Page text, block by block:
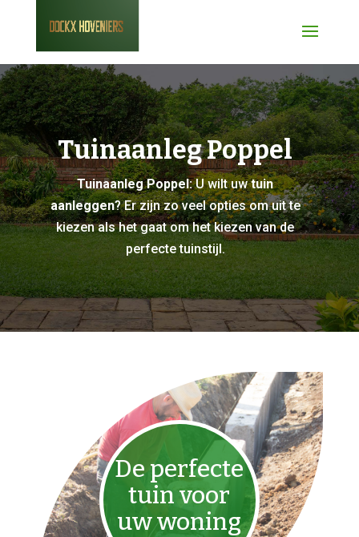
Tuinaanleg Poppel
Tuinaanleg Poppel:U wilt uwtuin
aanleggen? Er zijn zo veel opties om uit te
kiezen als het gaat om het kiezen van de
perfecte tuinstijl.
De perfecte
tuin voor
uw woning